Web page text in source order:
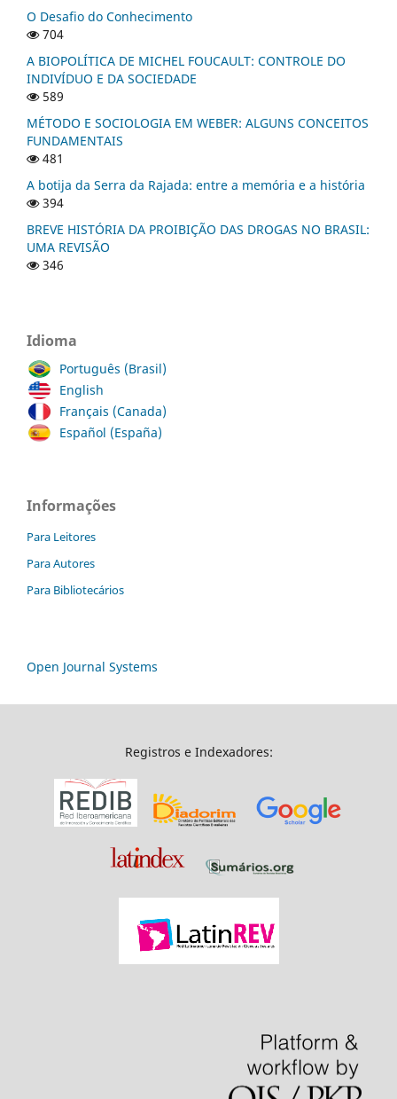
O Desafio do Conhecimento
704
A BIOPOLÍTICA DE MICHEL FOUCAULT: CONTROLE DO
INDIVÍDUO E DA SOCIEDADE
589
MÉTODO E SOCIOLOGIA EM WEBER: ALGUNS CONCEITOS
FUNDAMENTAIS
481
A botija da Serra da Rajada: entre a memória e a história
394
BREVE HISTÓRIA DA PROIBIÇÃO DAS DROGAS NO BRASIL:
UMA REVISÃO
346
Idioma
Português (Brasil)
English
Français (Canada)
Español (España)
Informações
Para Leitores
Para Autores
Para Bibliotecários
Open Journal Systems
Registros e Indexadores: